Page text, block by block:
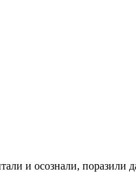
и осознали, поразили